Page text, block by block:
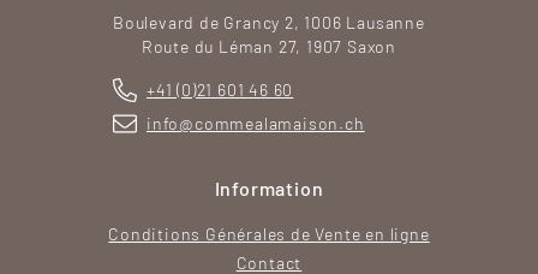
Boulevard de Grancy 2, 1006 Lausanne
Route du Léman 27, 1907 Saxon
+41 (0)21 601 46 60
info@commealamaison.ch
Information
Conditions Générales de Vente en ligne
Contact